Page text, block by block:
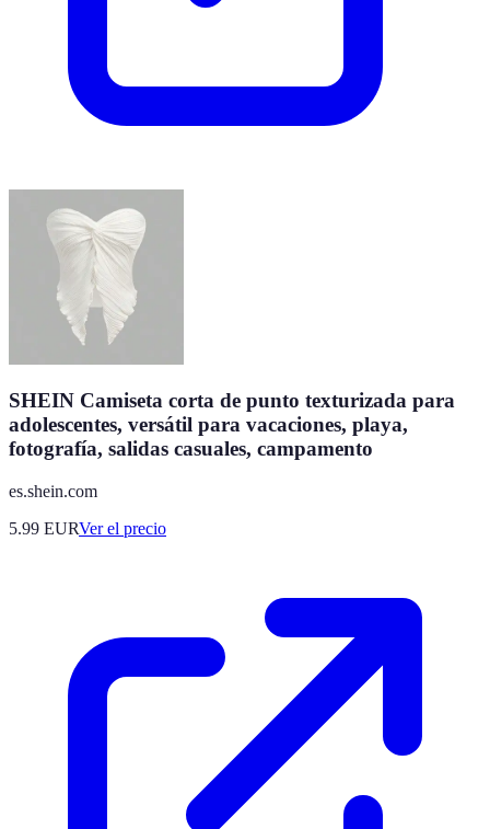
SHEIN Camiseta corta de punto texturizada para
adolescentes, versátil para vacaciones, playa,
fotografía, salidas casuales, campamento
es.shein.com
5.99 EURVer el precio